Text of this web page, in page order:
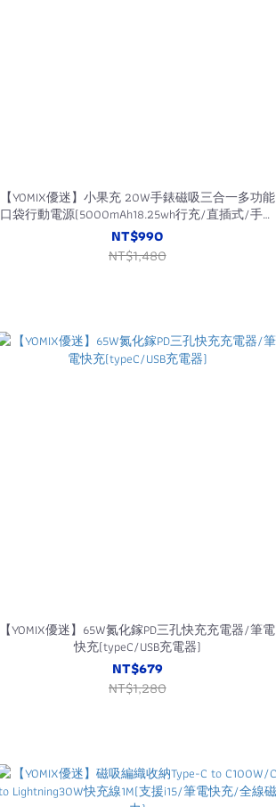
【YOMIX優迷】小果充 20W手錶磁吸三合一多功能
口袋行動電源(5000mAh18.25wh行充/直插式/手錶
充電/Type-C/Lightning/Apple Watch)
NT$990
NT$1,480
【YOMIX優迷】65W氮化鎵PD三孔快充充電器/筆電
快充(typeC/USB充電器)
NT$679
NT$1,280